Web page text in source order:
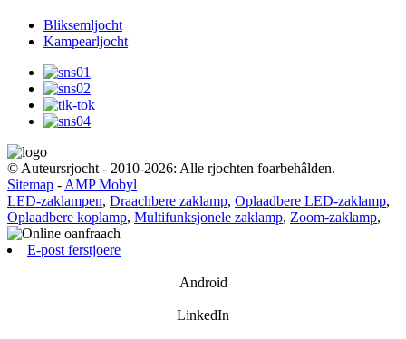
Bliksemljocht
Kampearljocht
© Auteursrjocht - 2010-2026: Alle rjochten foarbehâlden.
Sitemap - AMP Mobyl
LED-zaklampen, Draachbere zaklamp, Oplaadbere LED-zaklamp,
Oplaadbere koplamp, Multifunksjonele zaklamp, Zoom-zaklamp,
E-post ferstjoere
Android
LinkedIn